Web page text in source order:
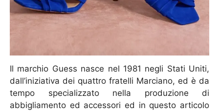
Il marchio Guess nasce nel 1981 negli Stati Uniti,
dall’iniziativa dei quattro fratelli Marciano, ed è da
tempo specializzato nella produzione di
abbigliamento ed accessori ed in questo articolo